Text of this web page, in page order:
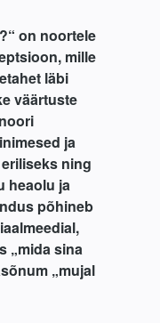
on noortele
mille
läbi
väärtuste
ja
ning
heaolu ja
põhineb
„mida sina
„mujal